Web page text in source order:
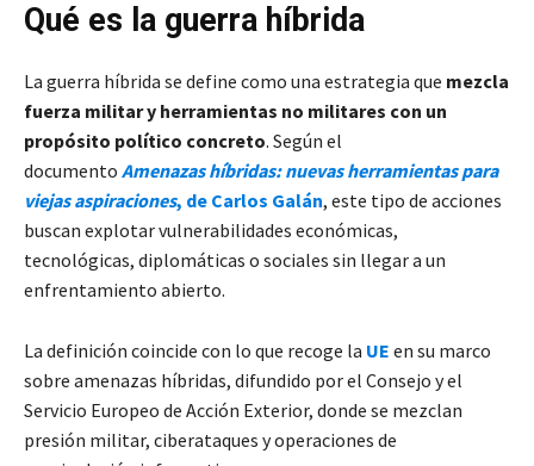
Qué es la guerra híbrida
La guerra híbrida se define como una estrategia que mezcla
fuerza militar y herramientas no militares con un
propósito político concreto. Según el
documento Amenazas híbridas: nuevas herramientas para
viejas aspiraciones, de Carlos Galán, este tipo de acciones
buscan explotar vulnerabilidades económicas,
tecnológicas, diplomáticas o sociales sin llegar a un
enfrentamiento abierto.
La definición coincide con lo que recoge la UE en su marco
sobre amenazas híbridas, difundido por el Consejo y el
Servicio Europeo de Acción Exterior, donde se mezclan
presión militar, ciberataques y operaciones de